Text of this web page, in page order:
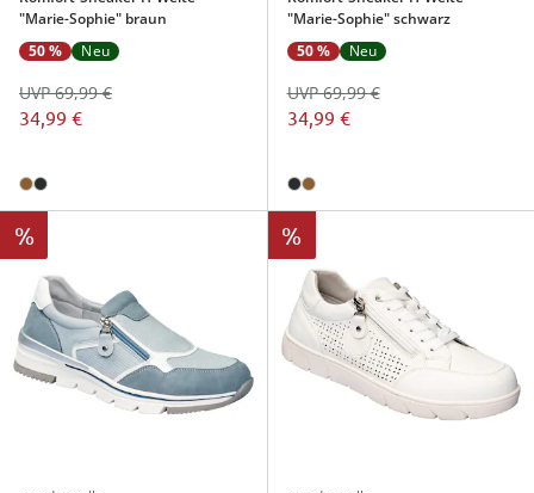
"Marie-Sophie" braun
50 %
Neu
34,99 €
UVP 69,99 €
"Marie-Sophie" schwarz
50 %
Neu
34,99 €
UVP 69,99 €
% %